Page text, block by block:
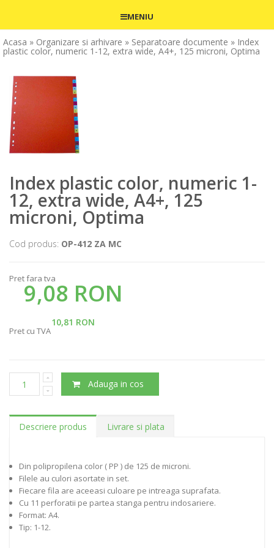
MENIU
Acasa » Organizare si arhivare » Separatoare documente » Index
plastic color, numeric 1-12, extra wide, A4+, 125 microni, Optima
Index plastic color, numeric 1-
12, extra wide, A4+, 125
microni, Optima
Cod produs: OP-412 ZA MC
Pret fara tva
9,08 RON
10,81 RON
Pret cu TVA
Adauga in cos
Descriere produs Livrare si plata
Din polipropilena color ( PP ) de 125 de microni.
Filele au culori asortate in set.
Fiecare fila are aceeasi culoare pe intreaga suprafata.
Cu 11 perforatii pe partea stanga pentru indosariere.
Format: A4.
Tip: 1-12.